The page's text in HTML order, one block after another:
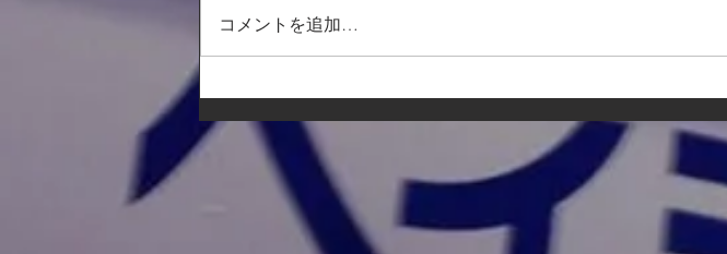
コメントを追加…